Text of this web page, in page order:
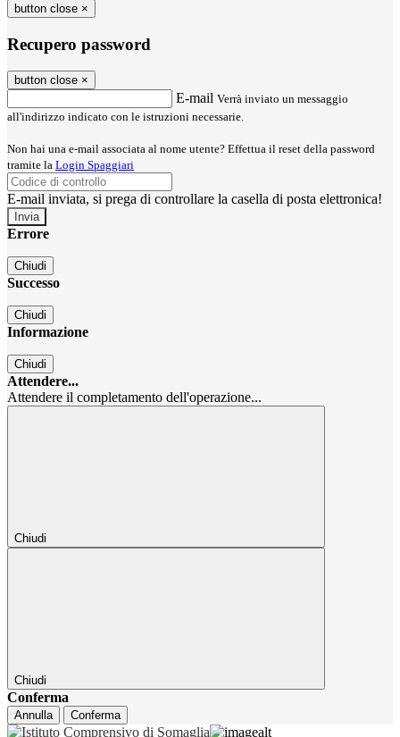
button close ×
Recupero password
button close ×
E-mail Verrà inviato un messaggio
all'indirizzo indicato con le istruzioni necessarie.
Non hai una e-mail associata al nome utente? Effettua il reset della password
tramite la Login Spaggiari
E-mail inviata, si prega di controllare la casella di posta elettronica!
Errore
Chiudi
Successo
Chiudi
Informazione
Chiudi
Attendere...
Attendere il completamento dell'operazione...
Chiudi
Chiudi
Conferma
Annulla Conferma